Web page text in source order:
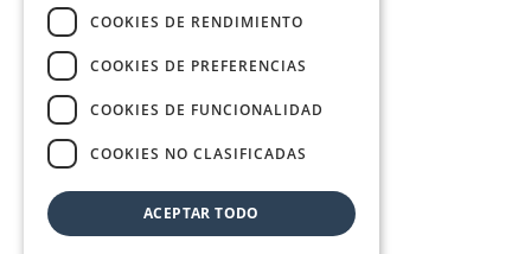
COOKIES DE RENDIMIENTO
COOKIES DE PREFERENCIAS
COOKIES DE FUNCIONALIDAD
COOKIES NO CLASIFICADAS
ACEPTAR TODO